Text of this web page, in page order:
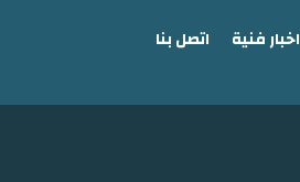
اخبار فنية اتصل بنا